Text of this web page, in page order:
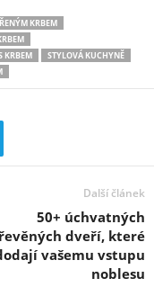
KRBEM
KRBEM
STYLOVÁ KUCHYNĚ
Další článek
50+ úchvatných
dveří, které
vašemu vstupu
noblesu